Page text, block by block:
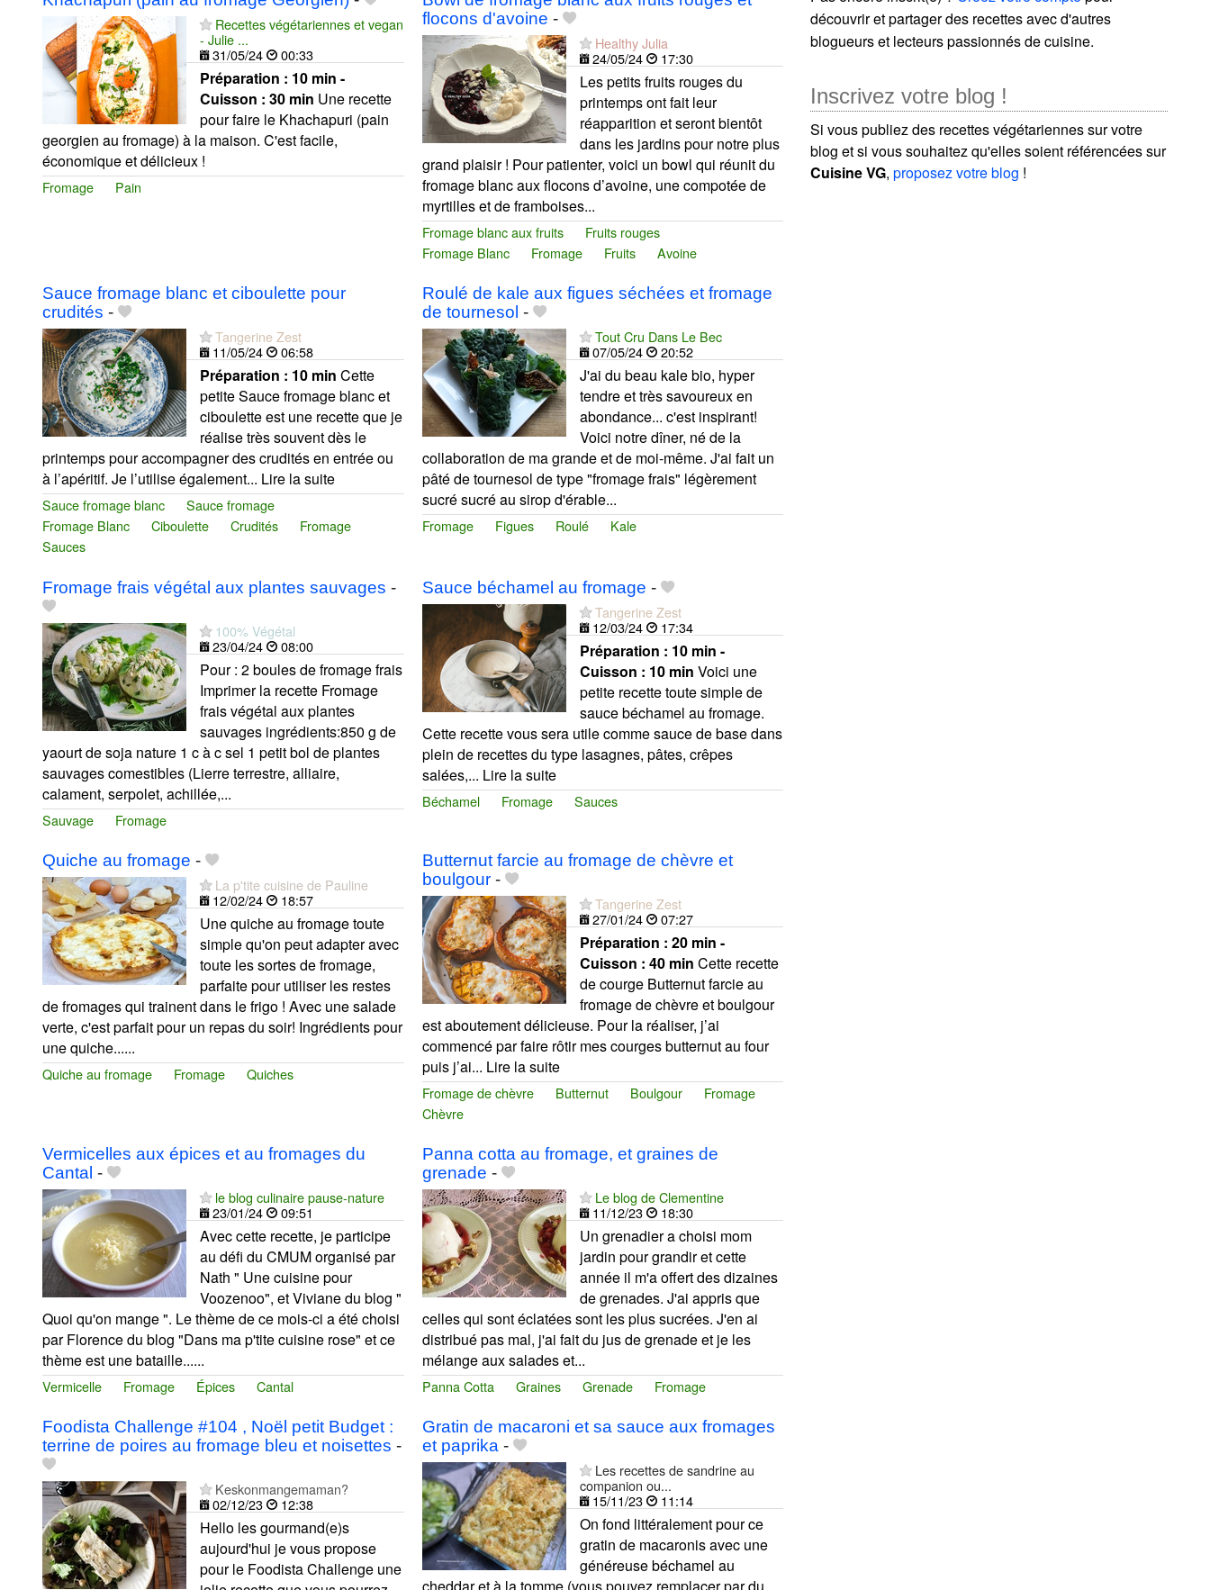
Recettes végétariennes et vegan
- Julie ...
31/05/24
00:33
Préparation : 10 min -
Cuisson : 30 min Une recette
pour faire le Khachapuri (pain
georgien au fromage) à la maison. C'est facile,
économique et délicieux !
Fromage Pain
flocons d'avoine -
Healthy Julia
24/05/24
17:30
Les petits fruits rouges du
printemps ont fait leur
réapparition et seront bientôt
dans les jardins pour notre plus
grand plaisir ! Pour patienter, voici un bowl qui réunit du
fromage blanc aux flocons d’avoine, une compotée de
myrtilles et de framboises...
Fromage blanc aux fruits
Fruits rouges
Fromage Blanc
Fromage Fruits Avoine
Sauce fromage blanc et ciboulette pour
crudités -
Tangerine Zest
11/05/24
06:58
Préparation : 10 min Cette
petite Sauce fromage blanc et
ciboulette est une recette que je
réalise très souvent dès le
printemps pour accompagner des crudités en entrée ou
à l’apéritif. Je l’utilise également... Lire la suite
Sauce fromage blanc
Sauce fromage
Fromage Blanc
Ciboulette Crudités
Fromage
Sauces
Roulé de kale aux figues séchées et fromage
de tournesol -
Tout Cru Dans Le Bec
07/05/24
20:52
J'ai du beau kale bio, hyper
tendre et très savoureux en
abondance... c'est inspirant!
Voici notre dîner, né de la
collaboration de ma grande et de moi-même. J'ai fait un
pâté de tournesol de type "fromage frais" légèrement
sucré sucré au sirop d'érable...
Fromage Figues Roulé Kale
Fromage frais végétal aux plantes sauvages -
100% Végétal
23/04/24
08:00
Pour : 2 boules de fromage frais
Imprimer la recette Fromage
frais végétal aux plantes
sauvages ingrédients:850 g de
yaourt de soja nature 1 c à c sel 1 petit bol de plantes
sauvages comestibles (Lierre terrestre, alliaire,
calament, serpolet, achillée,...
Sauvage Fromage
Sauce béchamel au fromage -
Tangerine Zest
12/03/24
17:34
Préparation : 10 min -
Cuisson : 10 min Voici une
petite recette toute simple de
sauce béchamel au fromage.
Cette recette vous sera utile comme sauce de base dans
plein de recettes du type lasagnes, pâtes, crêpes
salées,... Lire la suite
Béchamel Fromage Sauces
Quiche au fromage -
La p'tite cuisine de Pauline
12/02/24
18:57
Une quiche au fromage toute
simple qu'on peut adapter avec
toute les sortes de fromage,
parfaite pour utiliser les restes
de fromages qui trainent dans le frigo ! Avec une salade
verte, c'est parfait pour un repas du soir! Ingrédients pour
une quiche......
Quiche au fromage Fromage Quiches
Butternut farcie au fromage de chèvre et
boulgour-
Tangerine Zest
27/01/24
07:27
Préparation : 20 min -
Cuisson : 40 min Cette recette
de courge Butternut farcie au
fromage de chèvre et boulgour
est aboutement délicieuse. Pour la réaliser, j’ai
commencé par faire rôtir mes courges butternut au four
puis j’ai... Lire la suite
Fromage de chèvre Butternut Boulgour
Fromage
Chèvre
Vermicelles aux épices et au fromages du
Cantal -
le blog culinaire pause-nature
23/01/24
09:51
Avec cette recette, je participe
au défi du CMUM organisé par
Nath " Une cuisine pour
Voozenoo", et Viviane du blog "
Quoi qu'on mange ". Le thème de ce mois-ci a été choisi
par Florence du blog "Dans ma p'tite cuisine rose" et ce
thème est une bataille......
Vermicelle Fromage Épices Cantal
Panna cotta au fromage, et graines de
grenade -
Le blog de Clementine
11/12/23
18:30
Un grenadier a choisi mom
jardin pour grandir et cette
année il m'a offert des dizaines
de grenades. J'ai appris que
celles qui sont éclatées sont les plus sucrées. J'en ai
distribué pas mal, j'ai fait du jus de grenade et je les
mélange aux salades et...
Panna Cotta Graines Grenade Fromage
Foodista Challenge #104 , Noël petit Budget :
terrine de poires au fromage bleu et noisettes -
Keskonmangemaman?
02/12/23
12:38
Hello les gourmand(e)s
aujourd'hui je vous propose
pour le Foodista Challenge une
Gratin de macaroni et sa sauce aux fromages
et paprika -
Les recettes de sandrine au
companion ou...
15/11/23
11:14
On fond littéralement pour ce
gratin de macaronis avec une
généreuse béchamel au
découvrir et partager des recettes avec d'autres
blogueurs et lecteurs passionnés de cuisine.
Inscrivez votre blog !
Si vous publiez des recettes végétariennes sur votre
blog et si vous souhaitez qu'elles soient référencées sur
Cuisine VG,proposez votre blog !